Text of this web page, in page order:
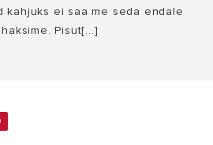
kahjuks ei saa me seda endale
Pisut[...]